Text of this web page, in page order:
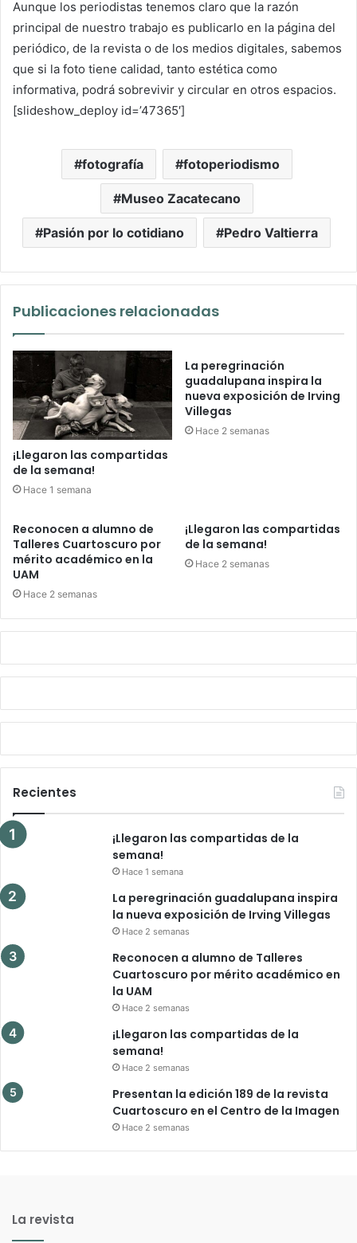
Aunque los periodistas tenemos claro que la razón
principal de nuestro trabajo es publicarlo en la página del
periódico, de la revista o de los medios digitales, sabemos
que si la foto tiene calidad, tanto estética como
informativa, podrá sobrevivir y circular en otros espacios.
[slideshow_deploy id=’47365′]
fotografía fotoperiodismo
Museo Zacatecano
Pasión por lo cotidiano Pedro Valtierra
Publicaciones relacionadas
¡Llegaron las compartidas
de la semana!
Hace 1 semana
La peregrinación
guadalupana inspira la
nueva exposición de Irving
Villegas
Hace 2 semanas
Reconocen a alumno de
Talleres Cuartoscuro por
mérito académico en la
UAM
Hace 2 semanas
¡Llegaron las compartidas
de la semana!
Hace 2 semanas
Recientes
¡Llegaron las compartidas de la
semana!
Hace 1 semana
La peregrinación guadalupana inspira
la nueva exposición de Irving Villegas
Hace 2 semanas
Reconocen a alumno de Talleres
Cuartoscuro por mérito académico en
la UAM
Hace 2 semanas
¡Llegaron las compartidas de la
semana!
Hace 2 semanas
Presentan la edición 189 de la revista
Cuartoscuro en el Centro de la Imagen
Hace 2 semanas
La revista